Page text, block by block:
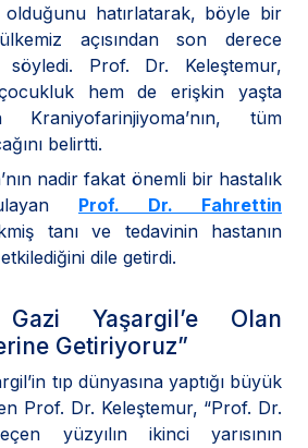
olduğunu hatırlatarak, böyle bir
açısından son derece
Prof. Dr. Keleştemur,
hem de erişkin yaşta
Kraniyofarinjiyoma’nın, tüm
belirtti.
nadir fakat önemli bir hastalık
Prof. Dr. Fahrettin
tanı ve tedavinin hastanın
dile getirdi.
Yaşargil’e Olan
Getiriyoruz”
tıp dünyasına yaptığı büyük
Prof. Dr. Keleştemur, “Prof. Dr.
yüzyılın ikinci yarısının